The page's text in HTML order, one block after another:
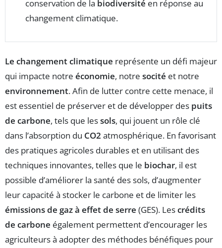
conservation de la biodiversité en réponse au
changement climatique.
Le changement climatique représente un défi majeur
qui impacte notre économie, notre socité et notre
environnement. Afin de lutter contre cette menace, il
est essentiel de préserver et de développer des puits
de carbone, tels que lessols, qui jouent un rôle clé
dans l’absorption du CO2 atmosphérique. En favorisant
des pratiques agricoles durables et en utilisant des
techniques innovantes, telles que le biochar, il est
possible d’améliorer la santé des sols, d’augmenter
leur capacité à stocker le carbone et de limiter les
émissions de gaz à effet de serre (GES). Lescrédits
de carbone également permettent d’encourager les
agriculteurs à adopter des méthodes bénéfiques pour